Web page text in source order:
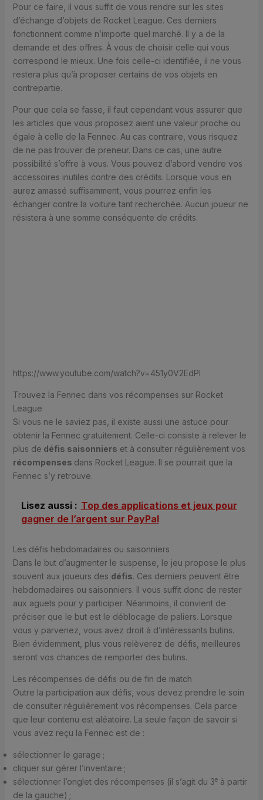
Pour ce faire, il vous suffit de vous rendre sur les sites
d’échange d’objets de Rocket League. Ces derniers
fonctionnent comme n’importe quel marché. Il y a de la
demande et des offres. À vous de choisir celle qui vous
correspond le mieux. Une fois celle-ci identifiée, il ne vous
restera plus qu’à proposer certains de vos objets en
contrepartie.
Pour que cela se fasse, il faut cependant vous assurer que
les articles que vous proposez aient une valeur proche ou
égale à celle de la Fennec. Au cas contraire, vous risquez
de ne pas trouver de preneur. Dans ce cas, une autre
possibilité s’offre à vous. Vous pouvez d’abord vendre vos
accessoires inutiles contre des crédits. Lorsque vous en
aurez amassé suffisamment, vous pourrez enfin les
échanger contre la voiture tant recherchée. Aucun joueur ne
résistera à une somme conséquente de crédits.
https://www.youtube.com/watch?v=451y0V2EdPI
Trouvez la Fennec dans vos récompenses sur Rocket
League
Si vous ne le saviez pas, il existe aussi une astuce pour
obtenir la Fennec gratuitement. Celle-ci consiste à relever le
plus de défis saisonniers et à consulter régulièrement vos
récompenses dans Rocket League. Il se pourrait que la
Fennec s’y retrouve.
Lisez aussi : Top des applications et jeux pour
gagner de l’argent sur PayPal
Les défis hebdomadaires ou saisonniers
Dans le but d’augmenter le suspense, le jeu propose le plus
souvent aux joueurs des défis. Ces derniers peuvent être
hebdomadaires ou saisonniers. Il vous suffit donc de rester
aux aguets pour y participer. Néanmoins, il convient de
préciser que le but est le déblocage de paliers. Lorsque
vous y parvenez, vous avez droit à d’intéressants butins.
Bien évidemment, plus vous relèverez de défis, meilleures
seront vos chances de remporter des butins.
Les récompenses de défis ou de fin de match
Outre la participation aux défis, vous devez prendre le soin
de consulter régulièrement vos récompenses. Cela parce
que leur contenu est aléatoire. La seule façon de savoir si
vous avez reçu la Fennec est de :
sélectionner le garage ;
cliquer sur gérer l’inventaire ;
sélectionner l’onglet des récompenses (il s’agit du 3eà partir
de la gauche) ;